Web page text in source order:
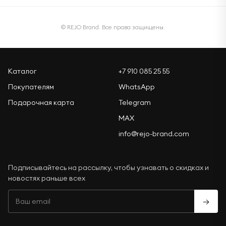
© REJO Brand. Все права защищены.
Каталог
Покупателям
Подарочная карта
+7 910 085 25 55
WhatsApp
Telegram
MAX
info@rejo-brand.com
Подписывайтесь на рассылку, чтобы узнавать о скидках и
новостях раньше всех
→